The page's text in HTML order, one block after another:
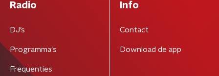
Radio
DJ’s
Programma's
Frequenties
Info
Contact
Download de app